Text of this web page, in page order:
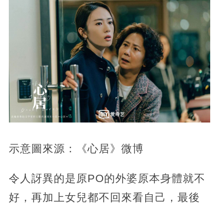
示意圖來源：《心居》微博
令人訝異的是原PO的外婆原本身體就不
好，再加上女兒都不回來看自己，最後